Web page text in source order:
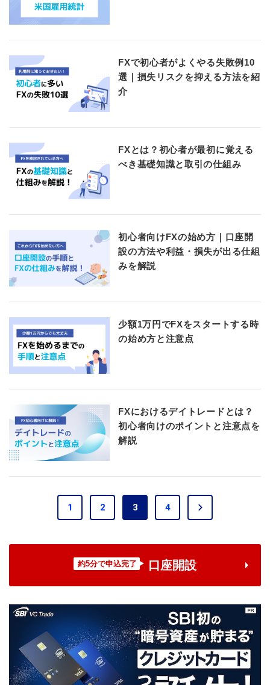
FXで初心者がよくやる失敗例10
選｜損失リスクを抑える方法を紹
介
FXとは？初心者が最初に覚える
べき基礎知識と取引の仕組み
初心者向けFXの始め方｜口座開
設の方法や利益・損失が出る仕組
みを解説
少額1万円でFXをスタートする時
の始め方と注意点
FXにおけるデイトレードとは？
初心者向けのポイントと注意点を
解説
1 2 3 4
次
約5分で申込完了 口座開設